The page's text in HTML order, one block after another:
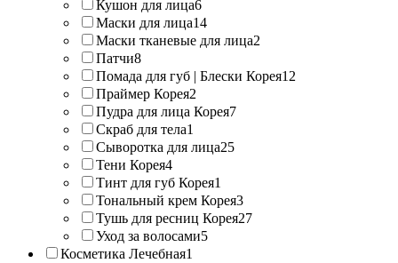
Кушон для лица6
Маски для лица14
Маски тканевые для лица2
Патчи8
Помада для губ | Блески Корея12
Праймер Корея2
Пудра для лица Корея7
Скраб для тела1
Сыворотка для лица25
Тени Корея4
Тинт для губ Корея1
Тональный крем Корея3
Тушь для ресниц Корея27
Уход за волосами5
Косметика Лечебная1